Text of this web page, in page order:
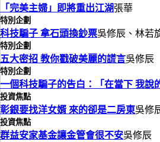
「完美主婦」即將重出江湖張華
特別企劃
科技騙子 拿石頭換鈔票吳修辰、林若
特別企劃
五大密招 教你戳破美麗的謊言吳修辰
特別企劃
一個科技騙子的告白：「在當下 我說
投資焦點
彰銀要找洋女婿 來的卻是二房東吳修
投資焦點
群益安家基金讓金管會很不安吳修辰